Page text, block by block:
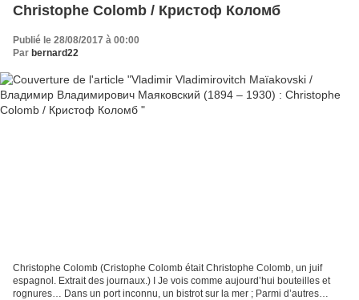
Christophe Colomb / Кристоф Коломб
Publié le 28/08/2017 à 00:00
Par bernard22
Christophe Colomb (Cristophe Colomb était Christophe Colomb, un juif
espagnol. Extrait des journaux.) I Je vois comme aujourd’hui bouteilles et
rognures… Dans un port inconnu, un bistrot sur la mer ; Parmi d’autres